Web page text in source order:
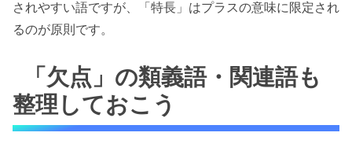
されやすい語ですが、「特長」はプラスの意味に限定され
るのが原則です。
「欠点」の類義語・関連語も
整理しておこう